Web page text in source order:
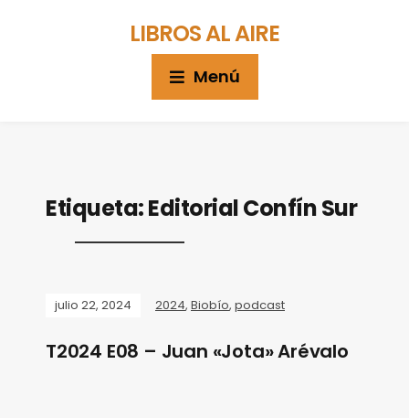
LIBROS AL AIRE
Menú
Etiqueta:Editorial Confín Sur
julio 22, 2024 2024, Biobío, podcast
T2024 E08 – Juan «Jota» Arévalo